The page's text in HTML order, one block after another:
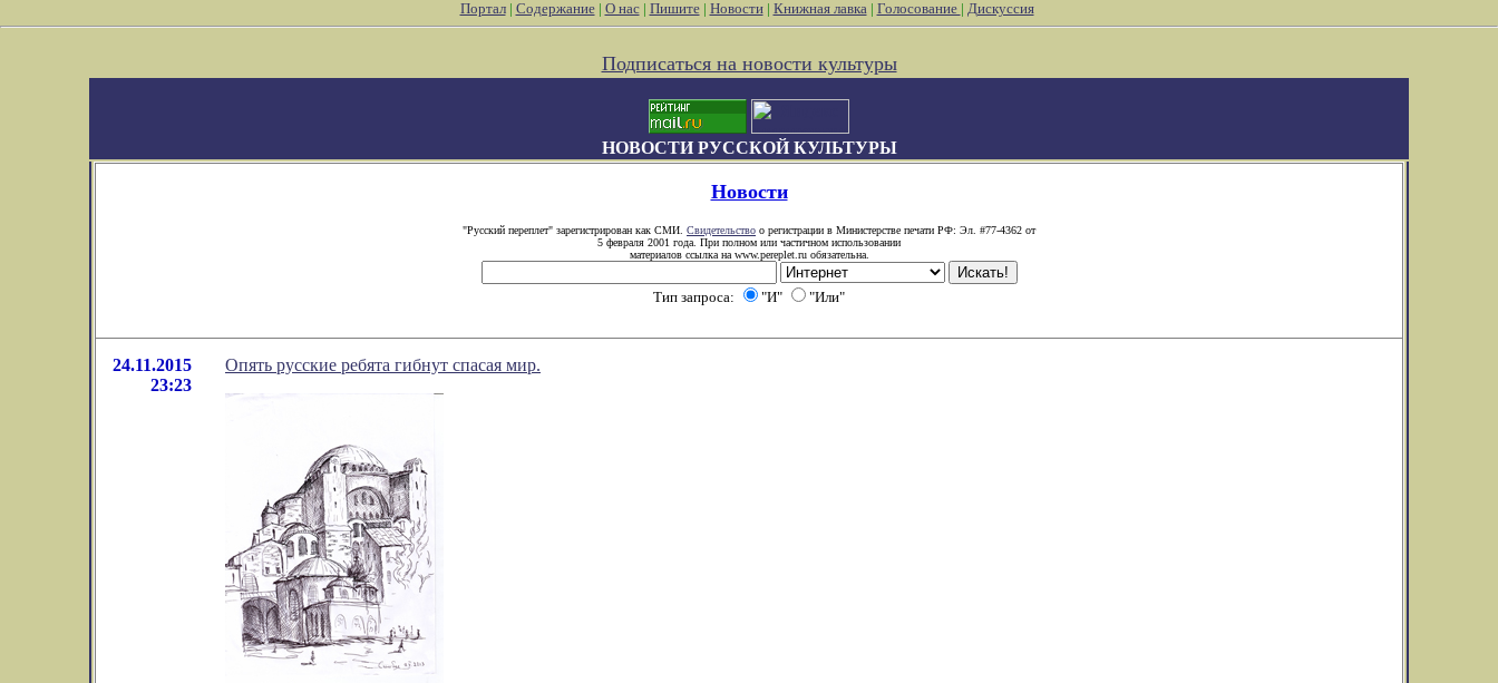
Портал| Содержание| О нас| Пишите| Новости| Книжная лавка| Голосование | Дискуссия
Подписаться на новости культуры
НОВОСТИ РУССКОЙ КУЛЬТУРЫ
Новости
"Русский переплет" зарегистрирован как СМИ. Свидетельство о регистрации в Министерстве печати РФ: Эл. #77-4362 от
5 февраля 2001 года. При полном или частичном использовании
материалов ссылка на www.pereplet.ru обязательна.
Тип запроса: "И" "Или"
24.11.2015
23:23
Опять русские ребята гибнут спасая мир.